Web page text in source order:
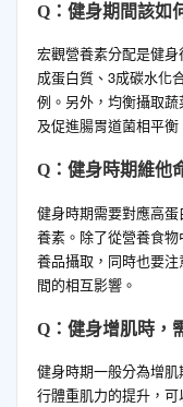
Q：健身期間該如
宏觀營養素分配是健
成蛋白質、3成碳水化
例。另外，均衡攝取
及促進腸胃道菌相平衡
Q：健身時期維他
健身時期需要對應高
養素。除了從營養食
養品攝取，同時也要
間的相互影響。
Q：健身增肌時，
健身時期一般分為增
行體重肌力的提升，